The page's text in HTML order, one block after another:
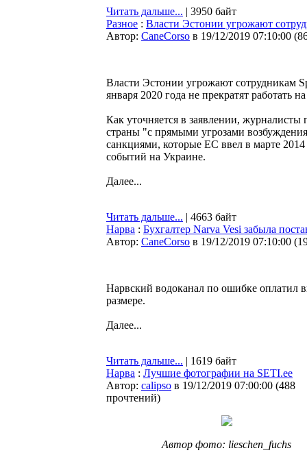
Читать дальше... | 3950 байт
Разное : Власти Эстонии угрожают
Автор: CaneCorso в 19/12/2019 07:10:00 (
Власти Эстонии угрожают сотрудникам
января 2020 года не прекратят работать
Как уточняется в заявлении,
страны "с прямыми угрозами
санкциями, которые ЕС ввел в марте
событий на Украине.
Далее...
Читать дальше... | 4663 байт
Нарва : Бухгалтер Narva Vesi забыла
Автор: CaneCorso в 19/12/2019 07:10:00 (
Нарвский водоканал по ошибке оплатил
размере.
Далее...
Читать дальше... | 1619 байт
Нарва : Лучшие фотографии на SETI.ee
Автор: calipso в 19/12/2019 07:00:00 (488
прочтений)
Автор фото: lieschen_fuchs